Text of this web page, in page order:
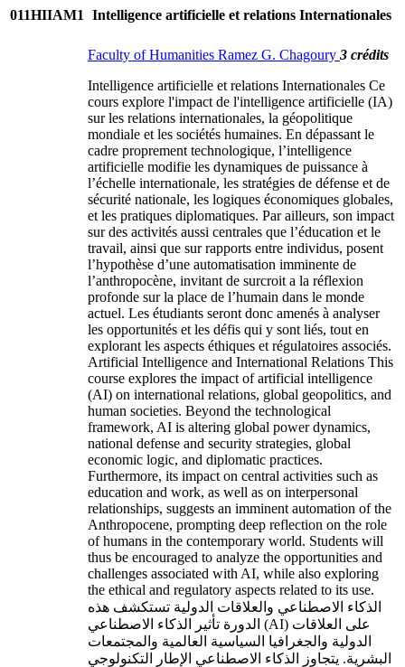
011HIIAM1 Intelligence artificielle et relations Internationales
Faculty of Humanities Ramez G. Chagoury 3 crédits
Intelligence artificielle et relations Internationales Ce
cours explore l'impact de l'intelligence artificielle (IA)
sur les relations internationales, la géopolitique
mondiale et les sociétés humaines. En dépassant le
cadre proprement technologique, l’intelligence
artificielle modifie les dynamiques de puissance à
l’échelle internationale, les stratégies de défense et de
sécurité nationale, les logiques économiques globales,
et les pratiques diplomatiques. Par ailleurs, son impact
sur des activités aussi centrales que l’éducation et le
travail, ainsi que sur rapports entre individus, posent
l’hypothèse d’une automatisation imminente de
l’anthropocène, invitant de surcroit a la réflexion
profonde sur la place de l’humain dans le monde
actuel. Les étudiants seront donc amenés à analyser
les opportunités et les défis qui y sont liés, tout en
explorant les aspects éthiques et régulatoires associés.
Artificial Intelligence and International Relations This
course explores the impact of artificial intelligence
(AI) on international relations, global geopolitics, and
human societies. Beyond the technological
framework, AI is altering global power dynamics,
national defense and security strategies, global
economic logic, and diplomatic practices.
Furthermore, its impact on central activities such as
education and work, as well as on interpersonal
relationships, suggests an imminent automation of the
Anthropocene, prompting deep reflection on the role
of humans in the contemporary world. Students will
thus be encouraged to analyze the opportunities and
challenges associated with AI, while also exploring
the ethical and regulatory aspects related to its use.
الذكاء الاصطناعي والعلاقات الدولية تستكشف هذه
الدورة تأثير الذكاء الاصطناعي (AI) على العلاقات
الدولية والجغرافيا السياسية العالمية والمجتمعات
البشرية. يتجاوز الذكاء الاصطناعي الإطار التكنولوجي